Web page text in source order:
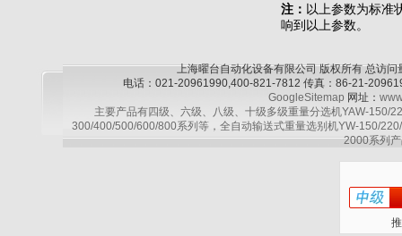
注： 以上参数为标准
响到以上参数。
上海曜台自动化设备有限公司 版权所有 总访问
电话：021-20961990,400-821-7812 传真：86-21-
GoogleSitemap 网址：
主要产品有四级、六级、八级、十级多级重量分选机YAW-
300/400/500/600/800系列等，全自动输送式重量选别机YW-150/
2000系列